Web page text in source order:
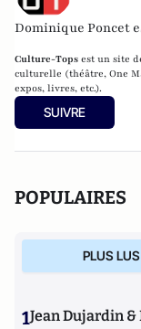
Dominique Poncet
Culture-Tops est un site
culturelle (théâtre, One
expos, livres, etc.).
SUIVRE
POPULAIRES
PLUS LUS
1Jean Dujardin